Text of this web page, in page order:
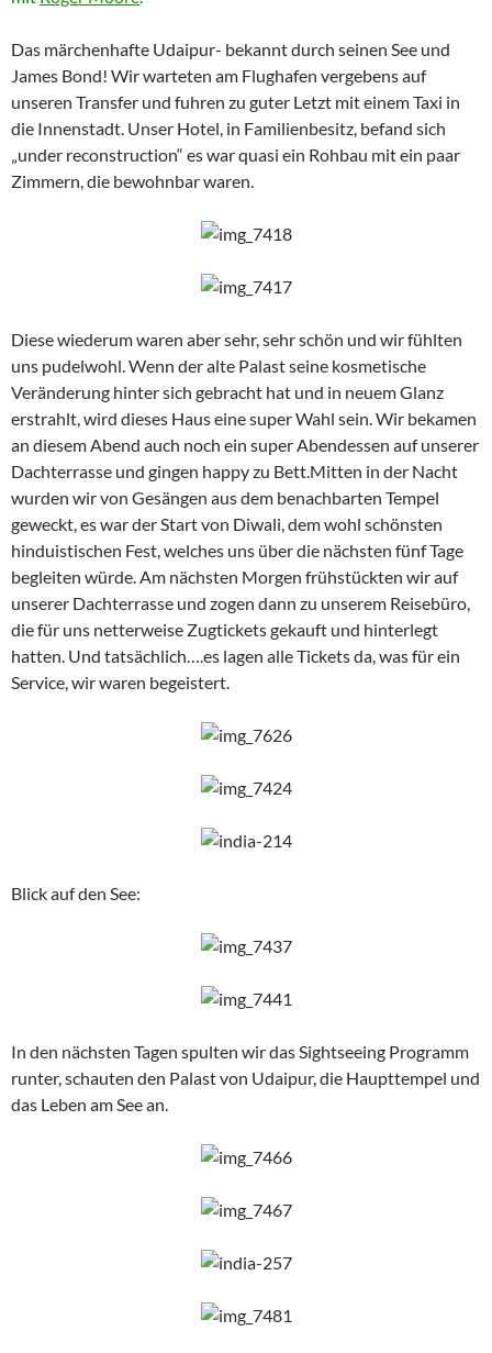
Das märchenhafte Udaipur- bekannt durch seinen See und
James Bond! Wir warteten am Flughafen vergebens auf
unseren Transfer und fuhren zu guter Letzt mit einem Taxi in
die Innenstadt. Unser Hotel, in Familienbesitz, befand sich
„under reconstruction“ es war quasi ein Rohbau mit ein paar
Zimmern, die bewohnbar waren.
Diese wiederum waren aber sehr, sehr schön und wir fühlten
uns pudelwohl. Wenn der alte Palast seine kosmetische
Veränderung hinter sich gebracht hat und in neuem Glanz
erstrahlt, wird dieses Haus eine super Wahl sein. Wir bekamen
an diesem Abend auch noch ein super Abendessen auf unserer
Dachterrasse und gingen happy zu Bett.Mitten in der Nacht
wurden wir von Gesängen aus dem benachbarten Tempel
geweckt, es war der Start von Diwali, dem wohl schönsten
hinduistischen Fest, welches uns über die nächsten fünf Tage
begleiten würde. Am nächsten Morgen frühstückten wir auf
unserer Dachterrasse und zogen dann zu unserem Reisebüro,
die für uns netterweise Zugtickets gekauft und hinterlegt
hatten. Und tatsächlich….es lagen alle Tickets da, was für ein
Service, wir waren begeistert.
Blick auf den See:
In den nächsten Tagen spulten wir das Sightseeing Programm
runter, schauten den Palast von Udaipur, die Haupttempel und
das Leben am See an.